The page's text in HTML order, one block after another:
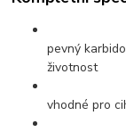
pevný
životnost
vhodné pro